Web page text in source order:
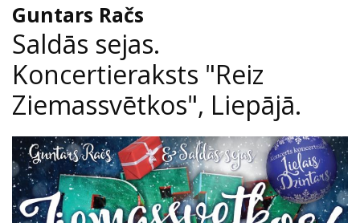
Guntars Račs
Saldās sejas.
Koncertieraksts "Reiz
Ziemassvētkos", Liepājā.